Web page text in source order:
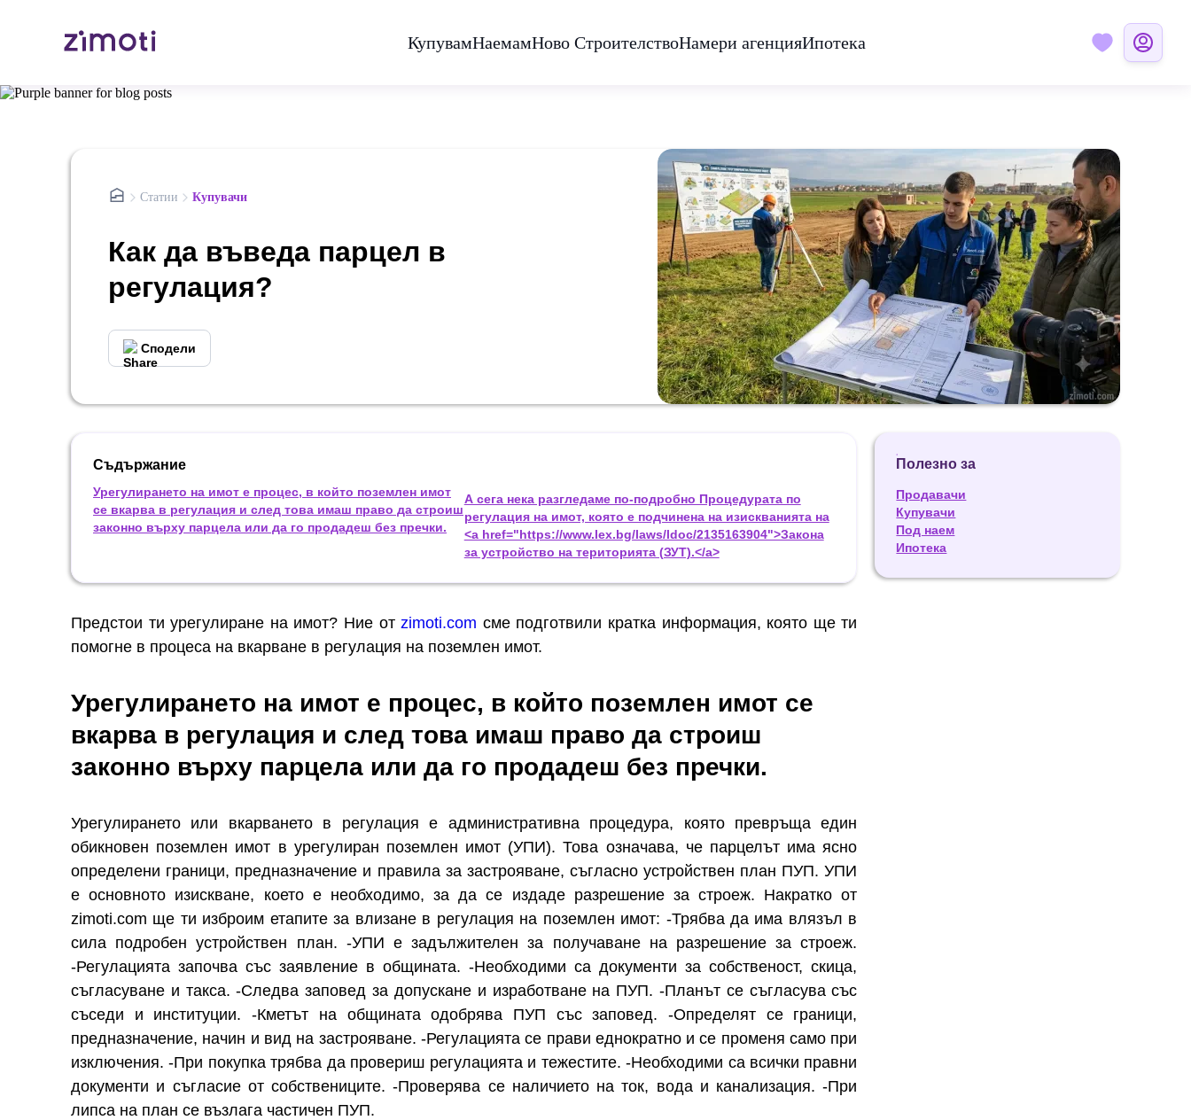
КупувамНаемамНово СтроителствоНамери агенцияИпотека
nav.home
Статии Купувачи
Как да въведа парцел в
регулация?
Сподели
Съдържание
Урегулирането на имот е процес, в който поземлен имот
се вкарва в регулация и след това имаш право да строиш
законно върху парцела или да го продадеш без пречки.
А сега нека разгледаме по-подробно Процедурата по
регулация на имот, която е подчинена на изискванията на
<a href="https://www.lex.bg/laws/ldoc/2135163904">Закона
за устройство на територията (ЗУТ).</a>
Предстои ти урегулиране на имот? Ние отzimoti.com сме подготвили кратка информация, която ще ти
помогне в процеса на вкарване в регулация на поземлен имот.
Урегулирането на имот е процес, в който поземлен имот се
вкарва в регулация и след това имаш право да строиш
законно върху парцела или да го продадеш без пречки.
Урегулирането или вкарването в регулация е административна процедура, която превръща един
обикновен поземлен имот в урегулиран поземлен имот (УПИ). Това означава, че парцелът има ясно
определени граници, предназначение и правила за застрояване, съгласно устройствен план ПУП. УПИ
е основното изискване, което е необходимо, за да се издаде разрешение за строеж. Накратко от
zimoti.com ще ти изброим етапите за влизане в регулация на поземлен имот: -Трябва да има влязъл в
сила подробен устройствен план. -УПИ е задължителен за получаване на разрешение за строеж.
-Регулацията започва със заявление в общината. -Необходими са документи за собственост, скица,
съгласуване и такса. -Следва заповед за допускане и изработване на ПУП. -Планът се съгласува със
съседи и институции. -Кметът на общината одобрява ПУП със заповед. -Определят се граници,
предназначение, начин и вид на застрояване. -Регулацията се прави еднократно и се променя само при
изключения. -При покупка трябва да провериш регулацията и тежестите. -Необходими са всички правни
документи и съгласие от собствениците. -Проверява се наличието на ток, вода и канализация. -При
липса на план се възлага частичен ПУП.
Полезно за
Продавачи
Купувачи
Под наем
Ипотека